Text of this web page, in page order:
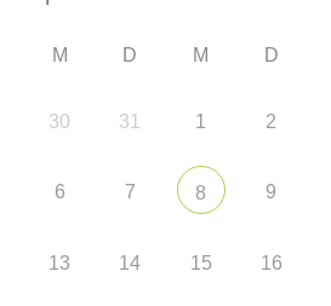
M D M D
30 31 1 2
6 7 8 9
13 14 15 16